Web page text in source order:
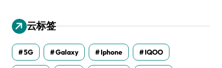
云标签
5G Galaxy Iphone IQOO